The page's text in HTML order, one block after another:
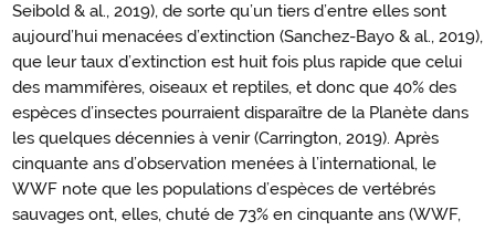
Seibold & al., 2019), de sorte qu’un tiers d’entre elles sont
aujourd’hui menacées d’extinction (Sanchez-Bayo & al., 2019),
que leur taux d’extinction est huit fois plus rapide que celui
des mammifères, oiseaux et reptiles, et donc que 40% des
espèces d’insectes pourraient disparaître de la Planète dans
les quelques décennies à venir (Carrington, 2019). Après
cinquante ans d’observation menées à l’international, le
WWF note que les populations d’espèces de vertébrés
sauvages ont, elles, chuté de 73% en cinquante ans (WWF,